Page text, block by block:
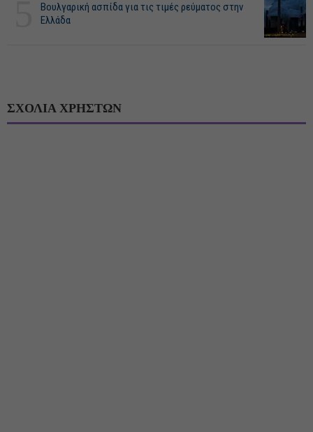
Βουλγαρική ασπίδα για τις τιμές ρεύματος στην
Ελλάδα
ΣΧΟΛΙΑ ΧΡΗΣΤΩΝ